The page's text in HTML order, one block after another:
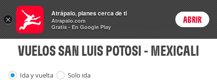
Vuelos Login
VUELOS SAN LUIS POTOSI - MEXICALI
Ida y vuelta Solo ida
×
Atrápalo, planes cerca de ti
Atrapalo.com
Gratis - En Google Play
ABRIR